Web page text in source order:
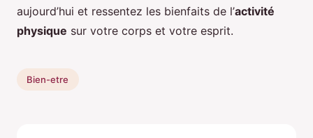
aujourd’hui et ressentez les bienfaits de l’activité
physique sur votre corps et votre esprit.
Bien-etre